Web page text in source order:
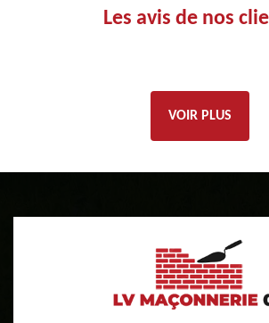
Les avis de nos
VOIR PLUS